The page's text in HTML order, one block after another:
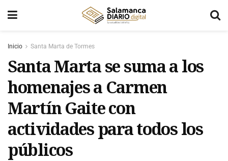
Inicio Santa Marta de Tormes
Santa Marta se suma a los
homenajes a Carmen
Martín Gaite con
actividades para todos los
públicos